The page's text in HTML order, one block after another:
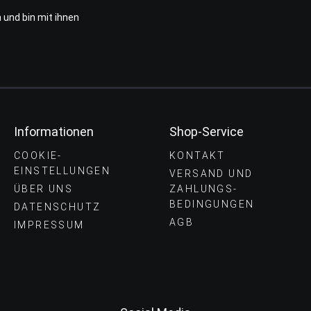
bin mit ihnen
Informationen
COOKIE-
EINSTELLUNGEN
ÜBER UNS
DATENSCHUTZ
IMPRESSUM
Shop-Service
KONTAKT
VERSAND UND
ZAHLUNGS­
BEDINGUNGEN
AGB